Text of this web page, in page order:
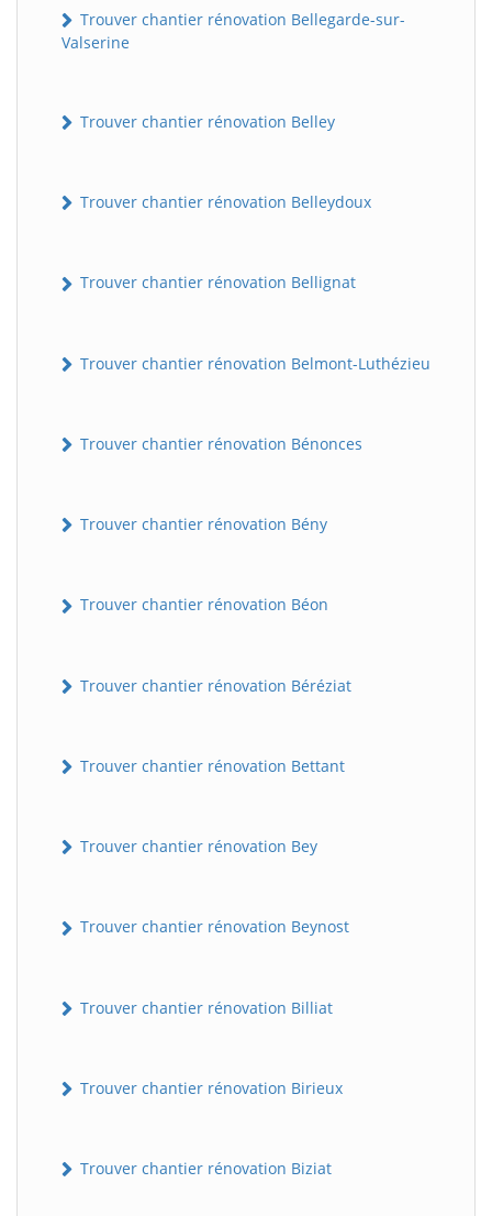
Trouver chantier rénovation Bellegarde-sur-
Valserine
Trouver chantier rénovation Belley
Trouver chantier rénovation Belleydoux
Trouver chantier rénovation Bellignat
Trouver chantier rénovation Belmont-Luthézieu
Trouver chantier rénovation Bénonces
Trouver chantier rénovation Bény
Trouver chantier rénovation Béon
Trouver chantier rénovation Béréziat
Trouver chantier rénovation Bettant
Trouver chantier rénovation Bey
Trouver chantier rénovation Beynost
Trouver chantier rénovation Billiat
Trouver chantier rénovation Birieux
Trouver chantier rénovation Biziat